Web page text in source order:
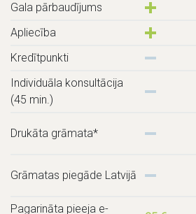
Gala pārbaudījums
Apliecība
Kredītpunkti
Individuāla konsultācija
(45 min.)
Drukāta grāmata*
Grāmatas piegāde Latvijā
Pagarināta pieeja e-